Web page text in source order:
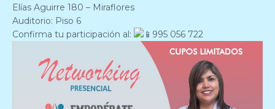
Elías Aguirre 180 – Miraflores
Auditorio: Piso 6
Confirma tu participación al:
995 056 722